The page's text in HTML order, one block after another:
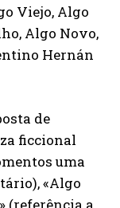
Viejo, Algo
Algo Novo,
Hernán
de
ficcional
uma
«Algo